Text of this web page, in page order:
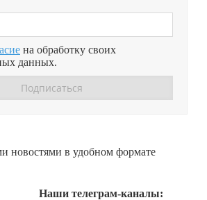
на обработку своих
данных.
новостями в удобном формате
Наши телеграм-каналы: